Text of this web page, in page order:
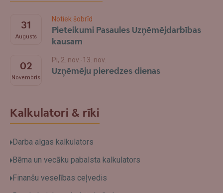
31
Augusts
Notiek šobrīd
Pieteikumi Pasaules Uzņēmējdarbības
kausam
02
Novembris
Pi, 2. nov.-13. nov.
Uzņēmēju pieredzes dienas
Kalkulatori & rīki
Darba algas kalkulators
Bērna un vecāku pabalsta kalkulators
Finanšu veselības ceļvedis